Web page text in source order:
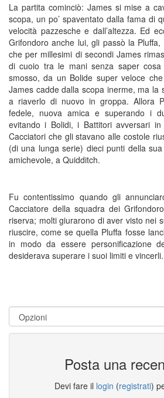
La partita cominciò: James si mise a
scopa, un po’ spaventato dalla fama di
velocità pazzesche e dall’altezza. Ed
Grifondoro anche lui, gli passò la
che per millesimi di secondi James
di cuoio tra le mani senza saper
smosso, da un Bolide super veloce
James cadde dalla scopa inerme, ma la
a riaverlo di nuovo in groppa. Allora
fedele, nuova amica e superando i
evitando i Bolidi, i Battitori avversari
Cacciatori che gli stavano alle costole
(di una lunga serie) dieci punti della
amichevole, a Quidditch.
Fu contentissimo quando gli
Cacciatore della squadra dei
riserva; molti giurarono di aver visto nei
riuscire, come se quella Pluffa fosse
in modo da essere personificazione
desiderava superare i suoi limiti e vincerli.
Posta una
Devi fare il login (registrati)